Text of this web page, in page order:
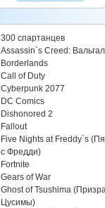
300 спартанцев
Assassin`s Creed:
Borderlands
Call of Duty
Cyberpunk 2077
DC Comics
Dishonored 2
Fallout
Five Nights at Freddy`s
с Фредди)
Fortnite
Gears of War
Ghost of Tsushima
Цусимы)